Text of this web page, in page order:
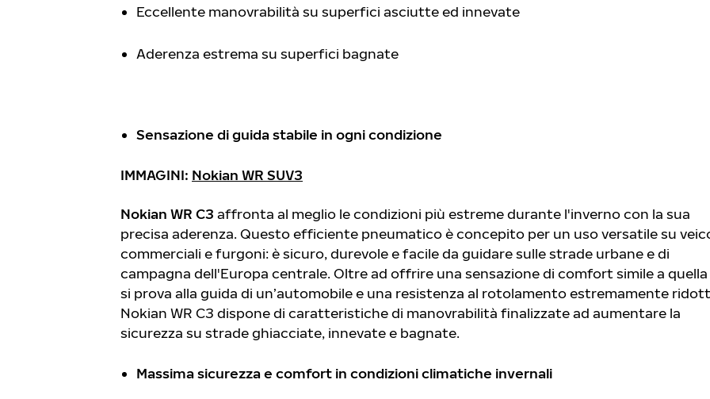
Eccellente manovrabilità su superfici asciutte ed innevate
Aderenza estrema su superfici bagnate
Sensazione di guida stabile in ogni condizione
IMMAGINI: Nokian WR SUV3
Nokian WR C3 affronta al meglio le condizioni più estreme durante l'inverno con la sua
precisa aderenza. Questo efficiente pneumatico è concepito per un uso versatile su
commerciali e furgoni: è sicuro, durevole e facile da guidare sulle strade urbane e di
campagna dell'Europa centrale. Oltre ad offrire una sensazione di comfort simile a
si prova alla guida di un’automobile e una resistenza al rotolamento estremamente
Nokian WR C3 dispone di caratteristiche di manovrabilità finalizzate ad aumentare la
sicurezza su strade ghiacciate, innevate e bagnate.
Massima sicurezza e comfort in condizioni climatiche invernali